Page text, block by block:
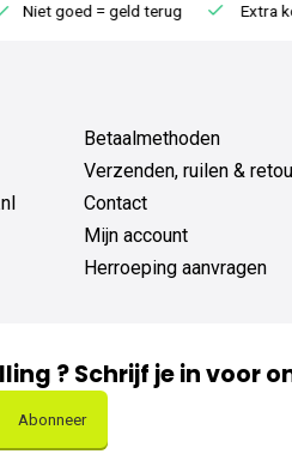
goed = geld terug Extra
Betaalmethoden
Verzenden, ruilen &
Contact
Mijn account
Herroeping aanvragen
? Schrijf je in voor
Abonneer